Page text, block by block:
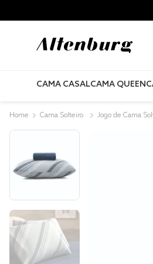
CAMA CASALCAMA QUEEN
Cama Solteiro Jogo de Cama